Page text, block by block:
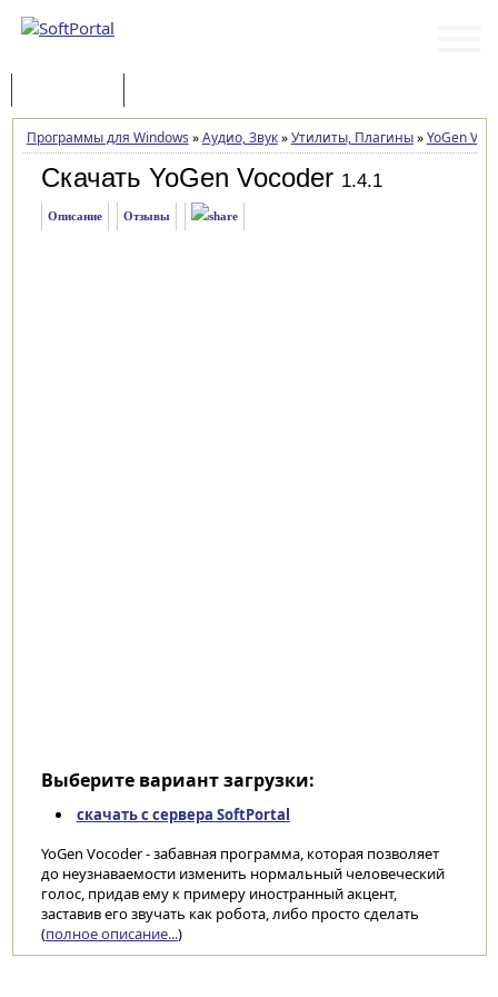
Программы для Windows »Аудио, Звук»Утилиты, Плагины»YoGen
Скачать YoGen Vocoder 1.4.1
Описание Отзывы
Выберите вариант загрузки:
скачать с сервера SoftPortal
YoGen Vocoder - забавная программа, которая позволяет
до неузнаваемости изменить нормальный человеческий
голос, придав ему к примеру иностранный акцент,
заставив его звучать как робота, либо просто сделать
(полное описание...)